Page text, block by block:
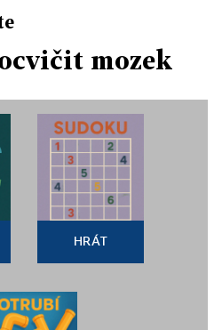
mozek
HRÁT